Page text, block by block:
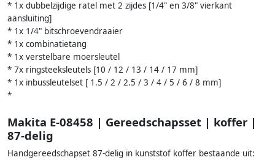
* 1x dubbelzijdige ratel met 2 zijdes [1/4" en 3/8" vierkant
aansluiting]
* 1x 1/4" bitschroevendraaier
* 1x combinatietang
* 1x verstelbare moersleutel
* 7x ringsteeksleutels [10 / 12 / 13 / 14 / 17 mm]
* 1x inbussleutelset [ 1.5 / 2 / 2.5 / 3 / 4 / 5 / 6 / 8 mm]
*
Makita E-08458 | Gereedschapsset | koffer |
87-delig
Handgereedschapset 87-delig in kunststof koffer bestaande uit: